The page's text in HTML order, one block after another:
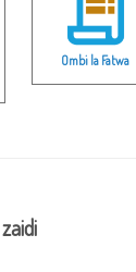
Ombi la Fatwa